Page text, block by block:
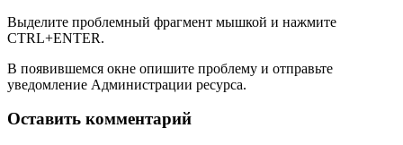
Выделите проблемный фрагмент мышкой и нажмите
CTRL+ENTER.
В появившемся окне опишите проблему и отправьте
уведомление Администрации ресурса.
Оставить комментарий